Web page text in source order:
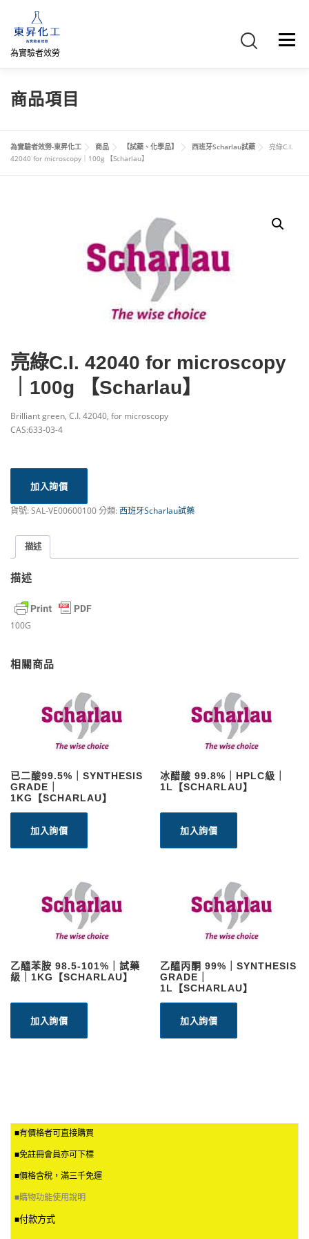
為實驗者效勞
選單
首頁 關於我們
網路商店 直購專區 詢價車、購物車/會員
商品項目
為實驗者效勞-東昇化工 商品 【試藥、化學品】 西班牙Scharlau試藥
亮綠C.I.
42040 for microscopy｜100g 【Scharlau】
亮綠C.I. 42040 for microscopy
｜100g 【Scharlau】
Brilliant green, C.I. 42040, for microscopy
CAS:633-03-4
加入詢價
貨號:SAL-VE00600100分類:西班牙Scharlau試藥
描述
描述
100G
相關商品
已二酸99.5%｜SYNTHESIS
GRADE｜
1KG【SCHARLAU】
加入詢價
冰醋酸 99.8%｜HPLC級｜
1L【SCHARLAU】
加入詢價
乙醯苯胺 98.5-101%｜試藥
級｜1KG【SCHARLAU】
加入詢價
乙醯丙酮 99%｜SYNTHESIS
GRADE｜
1L【SCHARLAU】
加入詢價
■有價格者可直接購買
■免註冊會員亦可下標
■價格含稅，滿三千免運
■購物功能使用說明
■付款方式